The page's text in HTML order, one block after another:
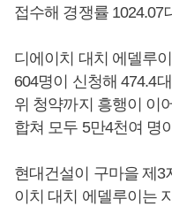
접수해 경쟁률 1024.07
디에이치 대치 에델루
604명이 신청해 474.4
위 청약까지 흥행이 이
합쳐 모두 5만4천여 명
현대건설이 구마을 제3
이치 대치 에델루이는